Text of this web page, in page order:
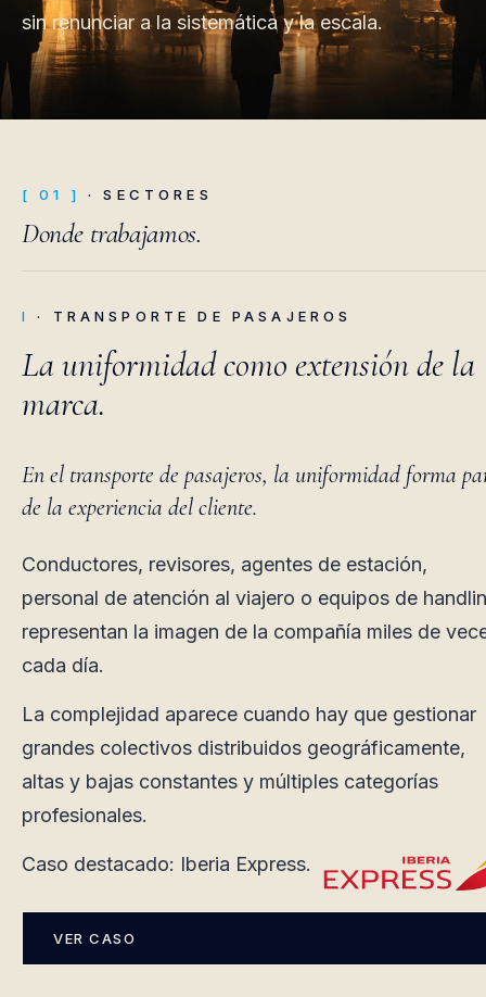
sin renunciar a la sistemática y la escala.
[ 01 ] · SECTORES
Donde trabajamos.
I · TRANSPORTE DE PASAJEROS
La uniformidad como extensión de la
marca.
En el transporte de pasajeros, la uniformidad forma
de la experiencia del cliente.
Conductores, revisores, agentes de estación,
personal de atención al viajero o equipos de
representan la imagen de la compañía miles de
cada día.
La complejidad aparece cuando hay que gestionar
grandes colectivos distribuidos geográficamente,
altas y bajas constantes y múltiples categorías
profesionales.
Caso destacado: Iberia Express.
VER CASO